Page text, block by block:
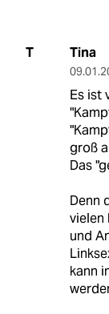
T Tina
Es ist
groß
Das
Denn
vielen
und
kann